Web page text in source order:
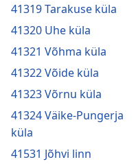
41319 Tarakuse küla
41320 Uhe küla
41321 Võhma küla
41322 Võide küla
41323 Võrnu küla
41324 Väike-Pungerja
küla
41531 Jõhvi linn